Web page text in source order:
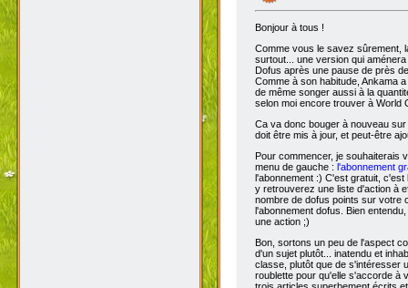
Bonjour à tous !
Comme vous le savez sûrement,
surtout... une version qui
Dofus après une pause de près
Comme à son habitude, Ankama
de même songer aussi à la
selon moi encore trouver à World
Ca va donc bouger à nouveau
doit être mis à jour, et peut-être
Pour commencer, je
menu de gauche : l'abonnement
l'abonnement :) C'est gratuit,
y retrouverez une liste d'action à
nombre de dofus points sur votre
l'abonnement dofus. Bien
une action ;)
Bon, sortons un peu de l'aspect
d'un sujet plutôt... inatendu et
classe, plutôt que de s'intéresser
roublette pour qu'elle s'accorde à